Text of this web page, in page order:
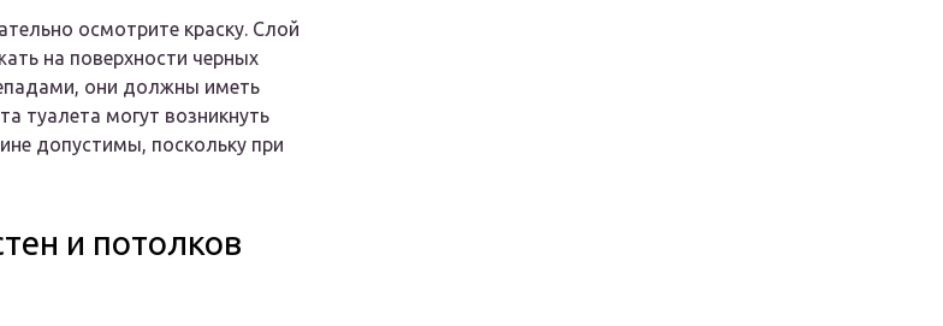
осмотрите краску. Слой
на поверхности черных
они должны иметь
туалета могут возникнуть
допустимы, поскольку при
и потолков